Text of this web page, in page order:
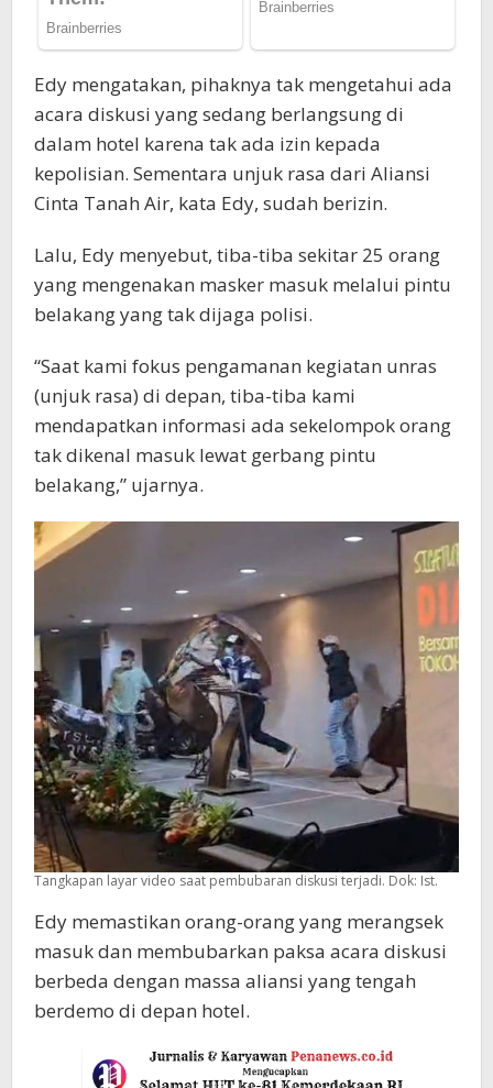
Edy mengatakan, pihaknya tak mengetahui ada
acara diskusi yang sedang berlangsung di
dalam hotel karena tak ada izin kepada
kepolisian. Sementara unjuk rasa dari Aliansi
Cinta Tanah Air, kata Edy, sudah berizin.
Lalu, Edy menyebut, tiba-tiba sekitar 25 orang
yang mengenakan masker masuk melalui pintu
belakang yang tak dijaga polisi.
“Saat kami fokus pengamanan kegiatan unras
(unjuk rasa) di depan, tiba-tiba kami
mendapatkan informasi ada sekelompok orang
tak dikenal masuk lewat gerbang pintu
belakang,” ujarnya.
Tangkapan layar video saat pembubaran diskusi terjadi. Dok: Ist.
Edy memastikan orang-orang yang merangsek
masuk dan membubarkan paksa acara diskusi
berbeda dengan massa aliansi yang tengah
berdemo di depan hotel.